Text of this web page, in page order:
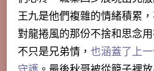
王九是他們複雜的情緒積累
對龍捲風的那份不捨和思念
不只是兄弟情， 也涵蓋了上